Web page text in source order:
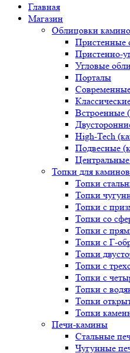
Главная
Магазин
Облицовки
Пристенные
Пристенно-
Угловые
Порталы
Встроенные
High-Tech
Подвесные
Топки для каминов
Топки
Топки
Топки с
Топки со
Топки с
Топки с Г-
Топки
Топки с
Топки с
Топки с
Топки
Топки
Печи-камины
Стальные
Чугунные